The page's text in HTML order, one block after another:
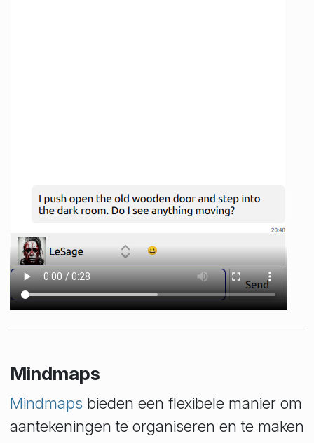
Mindmaps
Mindmaps bieden een flexibele manier om
aantekeningen te organiseren en te maken